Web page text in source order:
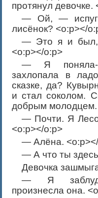
протянул девочке.
— Ой, —
лисёнок? <o:p></
— Это я и был,
<o:p></o:p>
— Я поняла-
захлопала в
сказке, да?
и стал соколом.
добрым молодцем.
— Почти. Я
<o:p></o:p>
— Алёна.
— А что ты
Девочка
— Я
произнесла она.